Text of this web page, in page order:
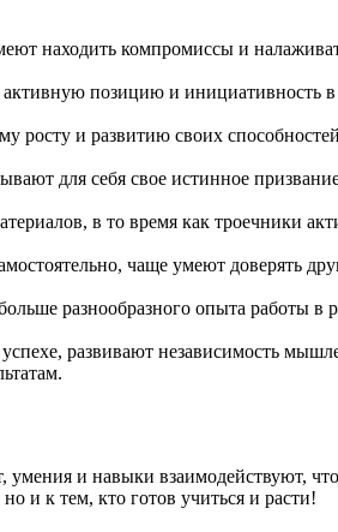
находить компромиссы и
позицию и инициативность
росту и развитию своих
для себя свое истинное
в то время как троечники
чаще умеют доверять
разнообразного опыта работы в
развивают независимость
и навыки взаимодействуют,
и к тем, кто готов учиться и расти!